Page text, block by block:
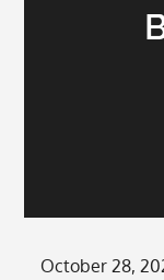
Posted
October 28,